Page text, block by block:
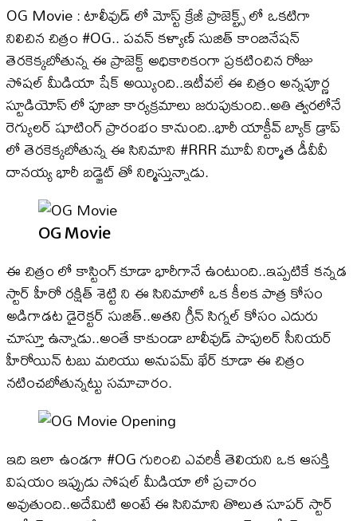
OG Movie : టాలీవుడ్ లో మోస్ట్ క్రేజీ ప్రాజెక్ట్స్ లో ఒకటిగా
నిలిచిన చిత్రం #OG.. పవన్ కళ్యాణ్ సుజిత్ కాంబినేషన్
తెరకెక్కబోతున్న ఈ ప్రాజెక్ట్ అధికారికంగా ప్రకటించిన రోజు
సోషల్ మీడియా షేక్ అయ్యింది..ఇటీవలే ఈ చిత్రం అన్నపూర్ణ
స్టూడియోస్ లో పూజా కార్యక్రమాలు జరుపుకుంది..అతి త్వరలోనే
రెగ్యులర్ షూటింగ్ ప్రారంభం కానుంది..భారీ యాక్టీవ్ బ్యాక్ డ్రాప్
లో తెరకెక్కబోతున్న ఈ సినిమాని #RRR మూవీ నిర్మాత డీవీవీ
దానయ్య భారీ బడ్జెట్ తో నిర్మిస్తున్నాడు.
OG Movie
ఈ చిత్రం లో కాస్టింగ్ కూడా భారీగానే ఉంటుంది..ఇప్పటికే కన్నడ
స్టార్ హీరో రక్షిత్ శెట్టి ని ఈ సినిమాలో ఒక కీలక పాత్ర కోసం
అడిగాడట డైరెక్టర్ సుజిత్..అతని గ్రీన్ సిగ్నల్ కోసం ఎదురు
చూస్తూ ఉన్నాడు..అంతే కాకుండా బాలీవుడ్ పాపులర్ సీనియర్
హీరోయిన్ టబు మరియు అనుపమ్ ఖేర్ కూడా ఈ చిత్రం
నటించబోతున్నట్టు సమాచారం.
ఇది ఇలా ఉండగా #OG గురించి ఎవరికీ తెలియని ఒక ఆసక్తి
విషయం ఇప్పుడు సోషల్ మీడియా లో ప్రచారం
అవుతుంది..అదేమిటి అంటే ఈ సినిమాని తొలుత సూపర్ స్టార్